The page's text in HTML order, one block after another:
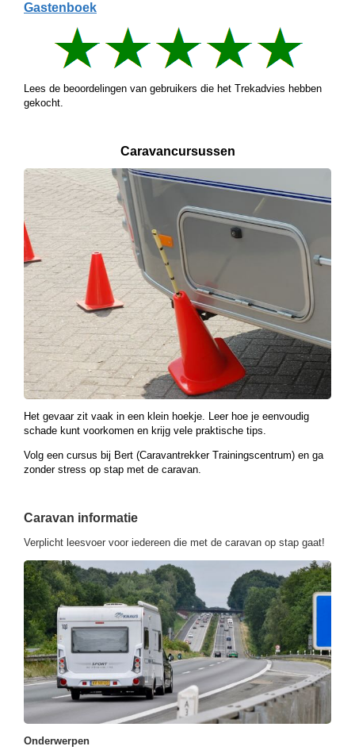
Gastenboek
Lees de beoordelingen van gebruikers die het Trekadvies hebben
gekocht.
Caravancursussen
Het gevaar zit vaak in een klein hoekje. Leer hoe je eenvoudig
schade kunt voorkomen en krijg vele praktische tips.
Volg een cursus bij Bert (Caravantrekker Trainingscentrum) en ga
zonder stress op stap met de caravan.
Caravan informatie
Verplicht leesvoer voor iedereen die met de caravan op stap gaat!
Onderwerpen